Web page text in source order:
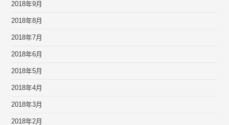
2018年9月
2018年8月
2018年7月
2018年6月
2018年5月
2018年4月
2018年3月
2018年2月